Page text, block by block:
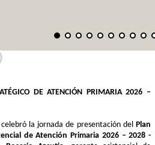
DE ATENCIÓN PRIMARIA 2026 –
la jornada de presentación del Plan
de Atención Primaria 2026 – 2028 -